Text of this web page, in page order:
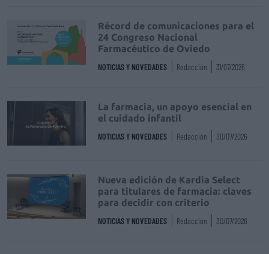
Récord de comunicaciones para el
24 Congreso Nacional
Farmacéutico de Oviedo
NOTICIAS Y NOVEDADES Redacción 31/07/2026
La farmacia, un apoyo esencial en
el cuidado infantil
NOTICIAS Y NOVEDADES Redacción 30/07/2026
Nueva edición de Kardia Select
para titulares de farmacia: claves
para decidir con criterio
NOTICIAS Y NOVEDADES Redacción 30/07/2026